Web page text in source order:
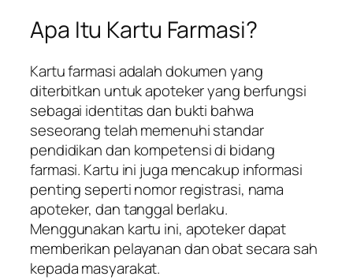
Apa Itu Kartu Farmasi?
Kartu farmasi adalah dokumen yang
diterbitkan untuk apoteker yang berfungsi
sebagai identitas dan bukti bahwa
seseorang telah memenuhi standar
pendidikan dan kompetensi di bidang
farmasi. Kartu ini juga mencakup informasi
penting seperti nomor registrasi, nama
apoteker, dan tanggal berlaku.
Menggunakan kartu ini, apoteker dapat
memberikan pelayanan dan obat secara sah
kepada masyarakat.